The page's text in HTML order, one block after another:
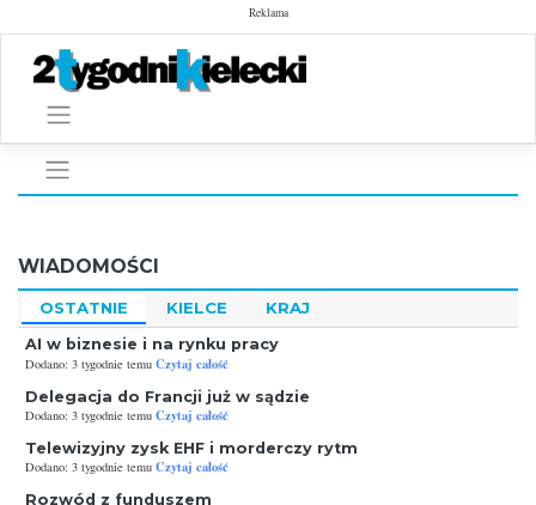
to
content
Reklama
WIADOMOŚCI
OSTATNIE KIELCE KRAJ
AI w biznesie i na rynku pracy
Dodano: 3 tygodnie temu Czytaj całość
Delegacja do Francji już w sądzie
Dodano: 3 tygodnie temu Czytaj całość
Telewizyjny zysk EHF i morderczy rytm
Dodano: 3 tygodnie temu Czytaj całość
Rozwód z funduszem